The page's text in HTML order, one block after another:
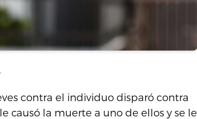
contra el individuo disparó contra
causó la muerte a uno de ellos y se le